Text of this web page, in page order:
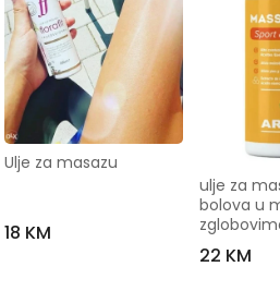
Ulje za masazu
18 KM
ulje za
bolova u
22 KM